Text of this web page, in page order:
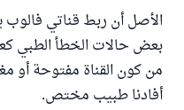
الأصل أن ربط قناتي فالوب
بعض حالات الخطأ الطبي
من كون القناة مفتوحة أو
أفادنا طبيب مختص.